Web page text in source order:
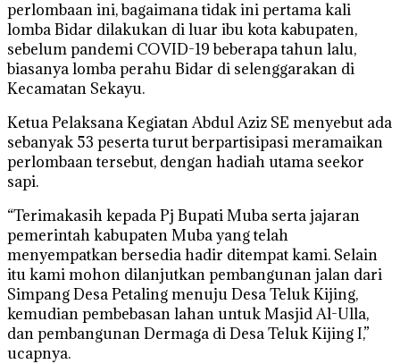
perlombaan ini, bagaimana tidak ini pertama kali
lomba Bidar dilakukan di luar ibu kota kabupaten,
sebelum pandemi COVID-19 beberapa tahun lalu,
biasanya lomba perahu Bidar di selenggarakan di
Kecamatan Sekayu.
Ketua Pelaksana Kegiatan Abdul Aziz SE menyebut ada
sebanyak 53 peserta turut berpartisipasi meramaikan
perlombaan tersebut, dengan hadiah utama seekor
sapi.
“Terimakasih kepada Pj Bupati Muba serta jajaran
pemerintah kabupaten Muba yang telah
menyempatkan bersedia hadir ditempat kami. Selain
itu kami mohon dilanjutkan pembangunan jalan dari
Simpang Desa Petaling menuju Desa Teluk Kijing,
kemudian pembebasan lahan untuk Masjid Al-Ulla,
dan pembangunan Dermaga di Desa Teluk Kijing I,”
ucapnya.